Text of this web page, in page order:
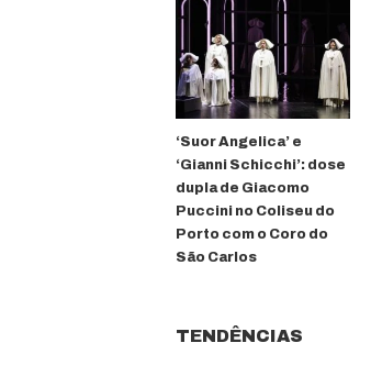
‘Suor Angelica’ e
‘Gianni Schicchi’: dose
dupla de Giacomo
Puccini no Coliseu do
Porto com o Coro do
São Carlos
TENDÊNCIAS